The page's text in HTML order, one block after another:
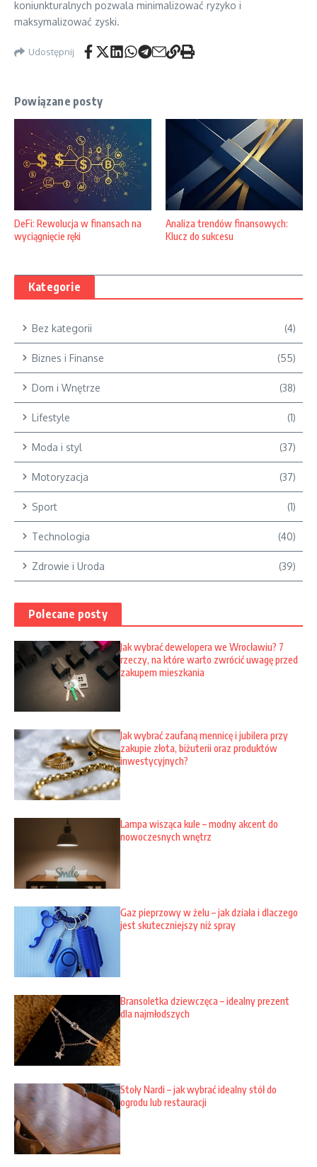
koniunkturalnych pozwala minimalizować ryzyko i
maksymalizować zyski.
Udostępnij
Powiązane posty
DeFi: Rewolucja w finansach na
wyciągnięcie ręki
Analiza trendów finansowych:
Klucz do sukcesu
Kategorie
Bez kategorii (4)
Biznes i Finanse (55)
Dom i Wnętrze (38)
Lifestyle (1)
Moda i styl (37)
Motoryzacja (37)
Sport (1)
Technologia (40)
Zdrowie i Uroda (39)
Polecane posty
Jak wybrać dewelopera we Wrocławiu? 7
rzeczy, na które warto zwrócić uwagę przed
zakupem mieszkania
Jak wybrać zaufaną mennicę i jubilera przy
zakupie złota, biżuterii oraz produktów
inwestycyjnych?
Lampa wisząca kule – modny akcent do
nowoczesnych wnętrz
Gaz pieprzowy w żelu – jak działa i dlaczego
jest skuteczniejszy niż spray
Bransoletka dziewczęca – idealny prezent
dla najmłodszych
Stoły Nardi – jak wybrać idealny stół do
ogrodu lub restauracji